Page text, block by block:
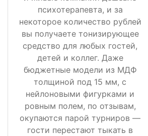
психотерапевта, и за
некоторое количество рублей
вы получаете тонизирующее
средство для любых гостей,
детей и коллег. Даже
бюджетные модели из МДФ
толщиной под 15 мм, с
нейлоновыми фигурками и
ровным полем, по отзывам,
окупаются парой турниров —
гости перестают тыкать в